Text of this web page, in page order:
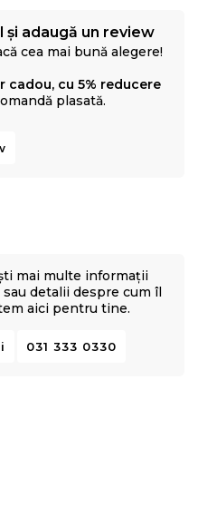
și adaugă un review
cea mai bună alegere!
cadou, cu 5% reducere
plasată.
mai multe informații
detalii despre cum îl
aici pentru tine.
031 333 0330